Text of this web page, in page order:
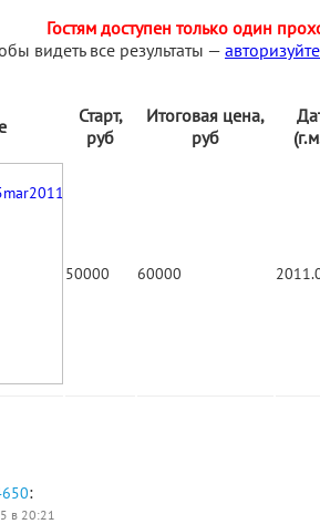
Гостям доступен только один
видеть все результаты —
Старт,
руб
Итоговая цена,
руб
50000 60000
:
в 20:21